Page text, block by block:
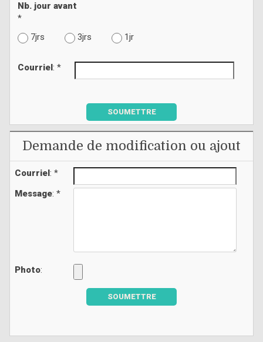
Nb. jour avant
*
7jrs
3jrs 1jr
Courriel : *
SOUMETTRE
Demande de modification ou ajout
Courriel: *
Message: *
Photo:
SOUMETTRE